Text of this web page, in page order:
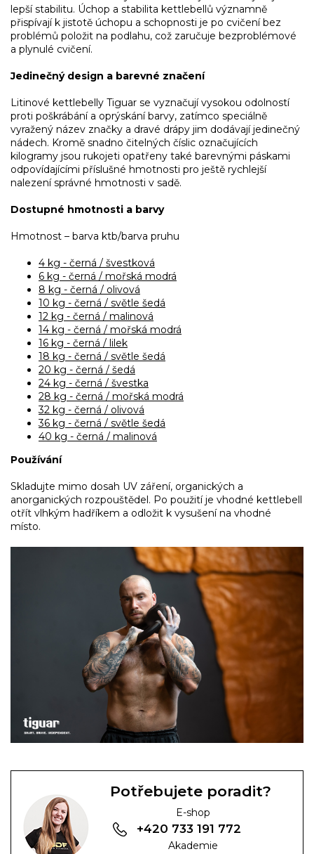
lepší stabilitu. Úchop a stabilita kettlebellů významně
přispívají k jistotě úchopu a schopnosti je po cvičení bez
problémů položit na podlahu, což zaručuje bezproblémové
a plynulé cvičení.
Jedinečný design a barevné značení
Litinové kettlebelly Tiguar se vyznačují vysokou odolností
proti poškrábání a oprýskání barvy, zatímco speciálně
vyražený název značky a dravé drápy jim dodávají jedinečný
nádech. Kromě snadno čitelných číslic označujících
kilogramy jsou rukojeti opatřeny také barevnými páskami
odpovídajícími příslušné hmotnosti pro ještě rychlejší
nalezení správné hmotnosti v sadě.
Dostupné hmotnosti a barvy
Hmotnost – barva ktb/barva pruhu
4 kg - černá / švestková
6 kg - černá / mořská modrá
8 kg - černá / olivová
10 kg - černá / světle šedá
12 kg - černá / malinová
14 kg - černá / mořská modrá
16 kg - černá / lilek
18 kg - černá / světle šedá
20 kg - černá / šedá
24 kg - černá / švestka
28 kg - černá / mořská modrá
32 kg - černá / olivová
36 kg - černá / světle šedá
40 kg - černá / malinová
Používání
Skladujte mimo dosah UV záření, organických a
anorganických rozpouštědel. Po použití je vhodné kettlebell
otřít vlhkým hadříkem a odložit k vysušení na vhodné
místo.
Potřebujete poradit?
E-shop
+420 733 191 772
Akademie